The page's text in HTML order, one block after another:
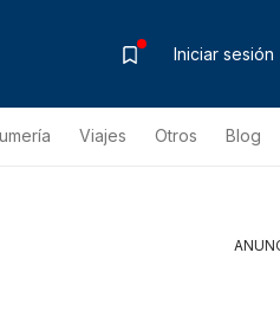
Iniciar sesión
Viajes Otros Blog